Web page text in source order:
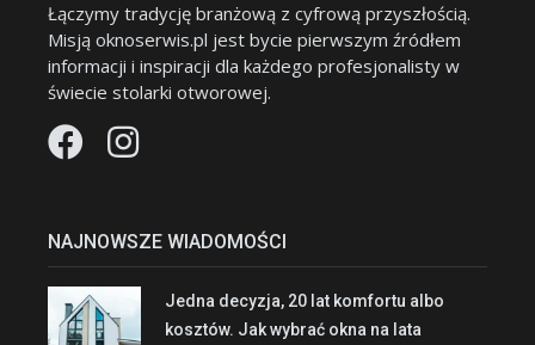
Łączymy tradycję branżową z cyfrową przyszłością.
Misją oknoserwis.pl jest bycie pierwszym źródłem
informacji i inspiracji dla każdego profesjonalisty w
świecie stolarki otworowej.
NAJNOWSZE WIADOMOŚCI
Jedna decyzja, 20 lat komfortu albo
kosztów. Jak wybrać okna na lata